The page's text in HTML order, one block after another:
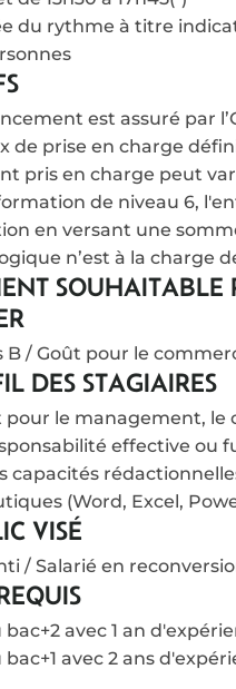
du rythme à titre
est assuré par
de prise en charge
pris en charge peut
de niveau 6,
en versant une
n’est à la charge
SOUHAITABLE
B / Goût pour le
DES STAGIAIRES
le management, le
effective ou
capacités
(Word, Excel,
VISÉ
/ Salarié en
bac+2 avec 1 an
bac+1 avec 2 ans